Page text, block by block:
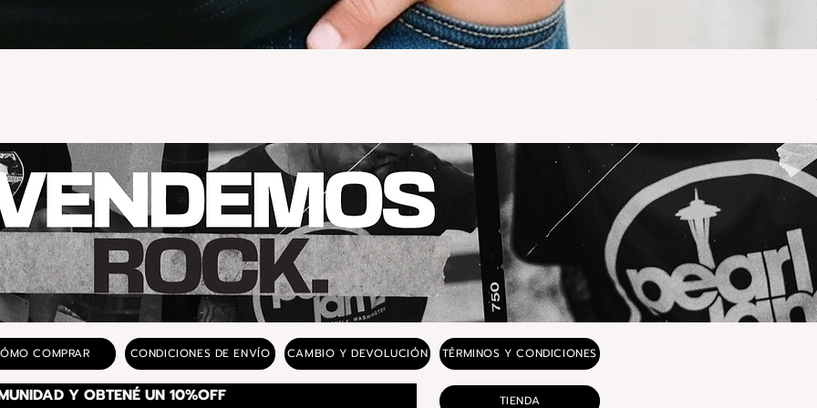
COMPRAR CONDICIONES DE ENVÍO CAMBIO Y DEVOLUCIÓN TÉRMINOS Y CONDICIONES
TIENDA